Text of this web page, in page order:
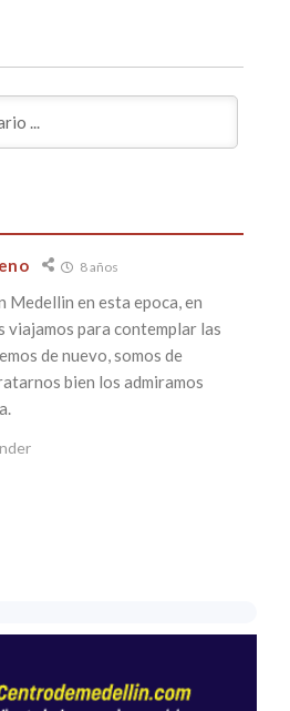
8 años
Medellin en esta epoca, en
viajamos para contemplar las
de nuevo, somos de
bien los admiramos